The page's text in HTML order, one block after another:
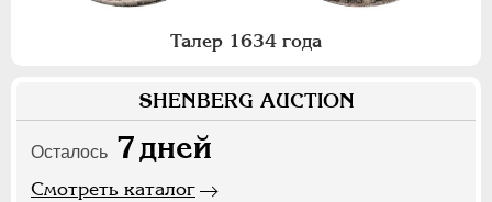
Талер 1634 года
SHENBERG AUCTION
Осталось 7дней
Смотреть каталог